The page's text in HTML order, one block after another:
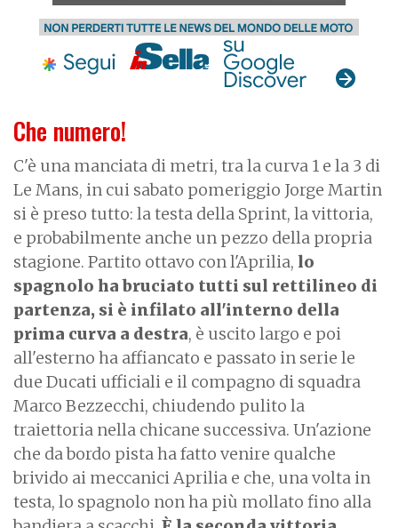
Che numero!
C'è una manciata di metri, tra la curva 1 e la 3 di
Le Mans, in cui sabato pomeriggio Jorge Martin
si è preso tutto: la testa della Sprint, la vittoria,
e probabilmente anche un pezzo della propria
stagione. Partito ottavo con l'Aprilia, lo
spagnolo ha bruciato tutti sul rettilineo di
partenza, si è infilato all'interno della
prima curva a destra, è uscito largo e poi
all'esterno ha affiancato e passato in serie le
due Ducati ufficiali e il compagno di squadra
Marco Bezzecchi, chiudendo pulito la
traiettoria nella chicane successiva. Un'azione
che da bordo pista ha fatto venire qualche
brivido ai meccanici Aprilia e che, una volta in
testa, lo spagnolo non ha più mollato fino alla